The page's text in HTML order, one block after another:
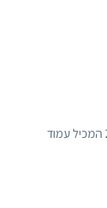
ב. בית הדין מאשר את ההסכם מיום 20.12.2020 המכיל עמוד